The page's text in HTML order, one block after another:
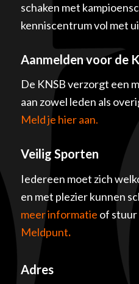
schaken met
kenniscentrum vol met
Aanmelden voor de
De KNSB verzorgt een
aan zowel leden als
Meld je hier aan.
Veilig Sporten
Iedereen moet zich
en met plezier kunnen
meer informatie of stuur
Meldpunt.
Adres